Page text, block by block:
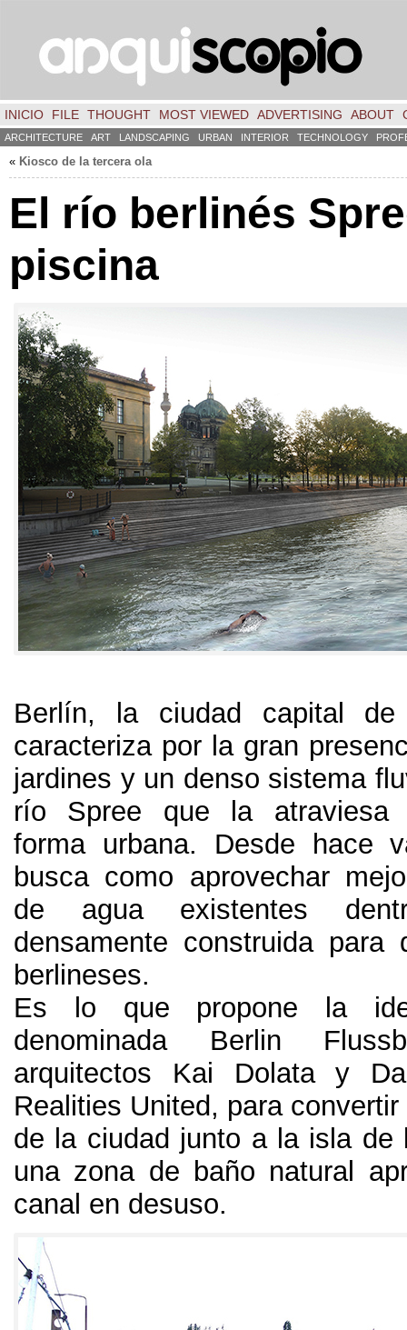
INICIO FILE THOUGHT MOST VIEWED ADVERTISING ABOUT
ARCHITECTURE ART LANDSCAPING URBAN INTERIOR TECHNOLOGY
« Kiosco de la tercera ola
El río berlinés
piscina
Berlín,
la ciudad capital de
caracteriza por la gran
jardines y un denso sistema
río Spree que la atraviesa
forma urbana. Desde hace
busca como aprovechar
de agua existentes
densamente construida para
berlineses.
Es lo que propone la
denominada Berlin
arquitectos Kai Dolata y
Realities United, para
de la ciudad junto a la isla de
una zona de baño natural
canal en desuso.